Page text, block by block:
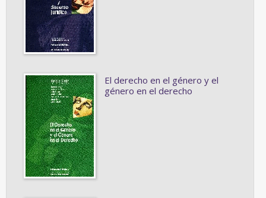
El derecho en el género y el
género en el derecho